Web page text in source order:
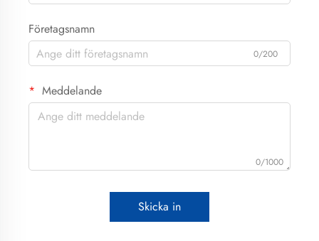
Företagsnamn
0/200
Meddelande
0/1000
Skicka in